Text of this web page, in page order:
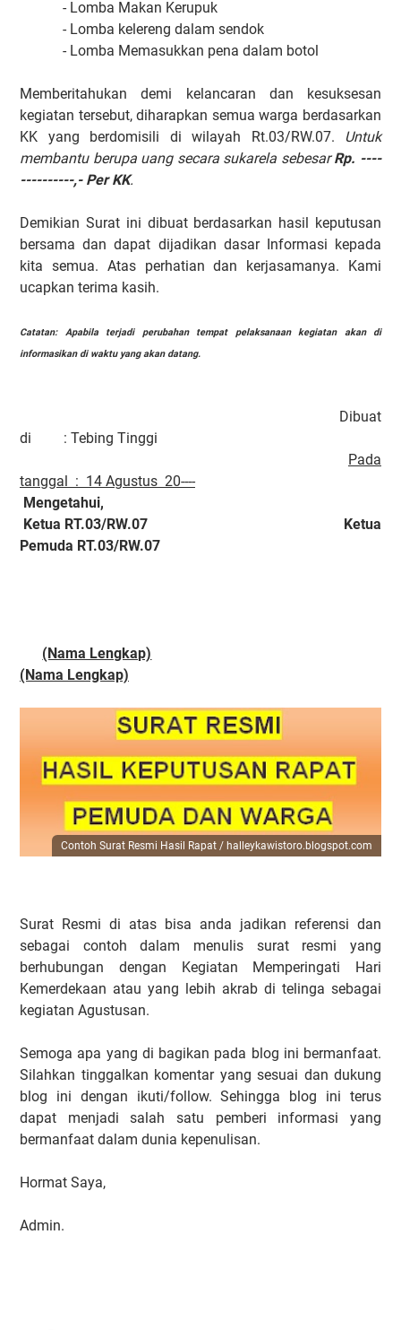
- Lomba Makan Kerupuk
- Lomba kelereng dalam sendok
- Lomba Memasukkan pena dalam botol
Memberitahukan demi kelancaran dan kesuksesan
kegiatan tersebut, diharapkan semua warga berdasarkan
KK yang berdomisili di wilayah Rt.03/RW.07. Untuk
membantu berupa uang secara sukarela sebesarRp. ----
----------,- Per KK.
Demikian Surat ini dibuat berdasarkan hasil keputusan
bersama dan dapat dijadikan dasar Informasi kepada
kita semua. Atas perhatian dan kerjasamanya. Kami
ucapkan terima kasih.
Catatan: Apabila terjadi perubahan tempat pelaksanaan kegiatan akan di
informasikan di waktu yang akan datang.
Dibuat
di : Tebing Tinggi
Pada
tanggal : 14 Agustus 20----
Mengetahui,
Ketua RT.03/RW.07 Ketua
Pemuda RT.03/RW.07
(Nama Lengkap)
(Nama Lengkap)
Contoh Surat Resmi Hasil Rapat / halleykawistoro.blogspot.com
Surat Resmi di atas bisa anda jadikan referensi dan
sebagai contoh dalam menulis surat resmi yang
berhubungan dengan Kegiatan Memperingati Hari
Kemerdekaan atau yang lebih akrab di telinga sebagai
kegiatan Agustusan.
Semoga apa yang di bagikan pada blog ini bermanfaat.
Silahkan tinggalkan komentar yang sesuai dan dukung
blog ini dengan ikuti/follow. Sehingga blog ini terus
dapat menjadi salah satu pemberi informasi yang
bermanfaat dalam dunia kepenulisan.
Hormat Saya,
Admin.